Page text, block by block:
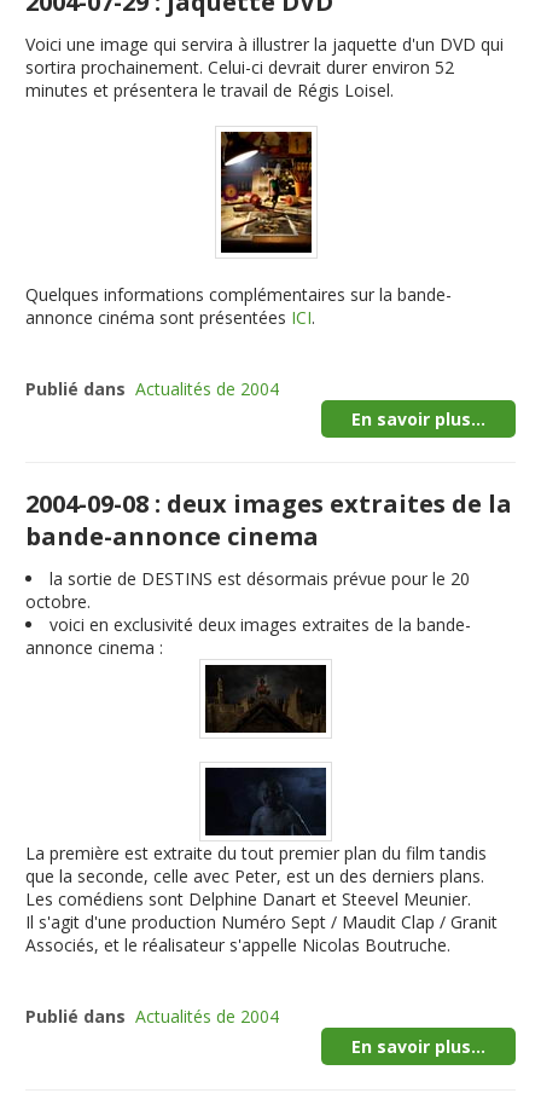
Voici une image qui servira à illustrer la jaquette d'un DVD qui
sortira prochainement. Celui-ci devrait durer environ 52
minutes et présentera le travail de Régis Loisel.
Quelques informations complémentaires sur la bande-
annonce cinéma sont présentées ICI.
Publié dans Actualités de 2004
En savoir plus...
2004-09-08 : deux images extraites de la
bande-annonce cinema
la sortie de DESTINS est désormais prévue pour le 20
octobre.
voici en exclusivité deux images extraites de la bande-
annonce cinema :
La première est extraite du tout premier plan du film tandis
que la seconde, celle avec Peter, est un des derniers plans.
Les comédiens sont Delphine Danart et Steevel Meunier.
Il s'agit d'une production Numéro Sept / Maudit Clap / Granit
Associés, et le réalisateur s'appelle Nicolas Boutruche.
Publié dans Actualités de 2004
En savoir plus...